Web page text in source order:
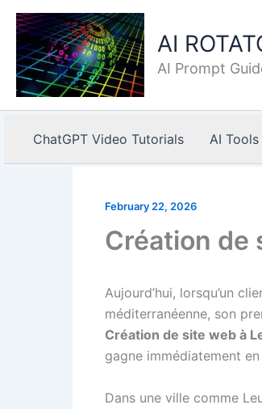
Skip
content
AI
AI Prompt
ChatGPT Video Tutorials AI Tools
February 22, 2026
Création de
Aujourd’hui, lorsqu’un
méditerranéenne, son
Création de site web à
gagne immédiatement
Dans une ville comme